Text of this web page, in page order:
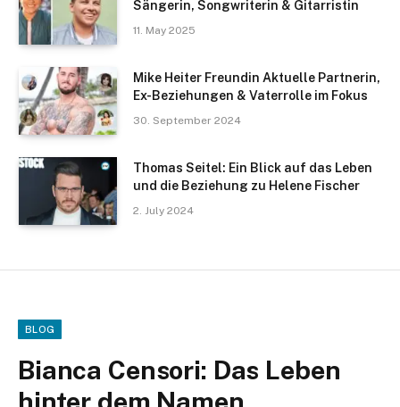
Sängerin, Songwriterin & Gitarristin
11. May 2025
Mike Heiter Freundin Aktuelle Partnerin,
Ex-Beziehungen & Vaterrolle im Fokus
30. September 2024
Thomas Seitel: Ein Blick auf das Leben
und die Beziehung zu Helene Fischer
2. July 2024
BLOG
Bianca Censori: Das Leben